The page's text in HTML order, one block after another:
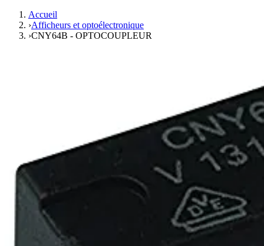
Accueil
›Afficheurs et optoélectronique
›CNY64B - OPTOCOUPLEUR